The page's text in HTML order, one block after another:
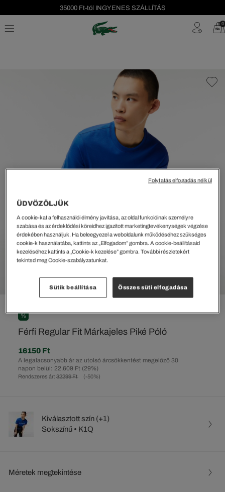
35000 Ft-tól INGYENES SZÁLLÍTÁS
Szezonális leárazás akár -40%! 0
%
Férfi Regular Fit Márkajeles Piké Póló
Rendszeres ár: 32299 Ft (-50%)
A legalacsonyabb ár az utolsó árcsökkentést megelőző 30
napon belül: 22.609 Ft (29%)
16150 Ft
Kiválasztott szín (+1)
Sokszínű • K1Q
Méretek megtekintése
ÜDVÖZÖLJÜK
A cookie-kat a felhasználói élmény javítása, az oldal funkcióinak személyre
szabása és az érdeklődési köreidhez igazított marketingtevékenységek végzése
érdekében használjuk. Ha beleegyezel a weboldalunk működéséhez szükséges
cookie-k használatába, kattints az „Elfogadom” gombra. A cookie-beállításaid
kezeléséhez kattints a „Cookie-k kezelése” gombra. További részletekért
tekintsd meg Cookie-szabályzatunkat.
Sütik beállítása Összes süti elfogadása
Folytatás elfogadás nélkül